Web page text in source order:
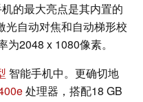
的最大亮点是其内置的
光自动对焦和自动梯形校
2048 x 1080像素。
智能手机中。更确切地
处理器，搭配18 GB